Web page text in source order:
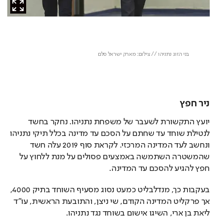
                בני הזוג נתניהו // צילום: מארק ישראל סלם
ניר חפץ
יועץ התקשורת לשעבר של משפחת נתניהו. נחקר בחשד
לנטילת שוחד עד שחתם על הסכם עד מדינה בכלל תיקי נתניהו
ונחשב לעד המדינה המרכזי. לקראת סוף 2019 עלה חשד
שהמשטרה השתמשה באמצעים פסולים על מנת ללחוץ על
חפץ להגיע להסכם עד המדינה.
בעקבות כך, מנדלבליט כמעט נסוג מסעיף השוחד בתיק 4000,
אך פרקליט המדינה הקודם, שי ניצן, והתובעת הראשית, עו"ד
ליאת בן ארי, השיגו אישום בשוחד נגד נתניהו.